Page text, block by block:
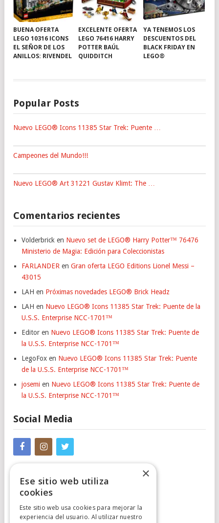
BUENA OFERTA
LEGO 10316 ICONS
EL SEÑOR DE LOS
ANILLOS: RIVENDEL
EXCELENTE OFERTA
LEGO 76416 HARRY
POTTER BAÚL
QUIDDITCH
YA TENEMOS LOS
DESCUENTOS DEL
BLACK FRIDAY EN
LEGO®
Popular Posts
Nuevo LEGO® Icons 11385 Star Trek: Puente …
Campeones del Mundo!!!
Nuevo LEGO® Art 31221 Gustav Klimt: The …
Comentarios recientes
Volderbrick en Nuevo set de LEGO® Harry Potter™ 76476
Ministerio de Magia: Edición para Coleccionistas
FARLANDER en Gran oferta LEGO Editions Lionel Messi –
43015
LAH en Próximas novedades LEGO® Brick Headz
LAH en Nuevo LEGO® Icons 11385 Star Trek: Puente de la
U.S.S. Enterprise NCC-1701™
Editor en Nuevo LEGO® Icons 11385 Star Trek: Puente de
la U.S.S. Enterprise NCC-1701™
LegoFox en Nuevo LEGO® Icons 11385 Star Trek: Puente
de la U.S.S. Enterprise NCC-1701™
josemi en Nuevo LEGO® Icons 11385 Star Trek: Puente de
la U.S.S. Enterprise NCC-1701™
Social Media
Cumplimiento Normativo
×
Ese sitio web utiliza
cookies
Este sitio web usa cookies para mejorar la
experiencia del usuario. Al utilizar nuestro